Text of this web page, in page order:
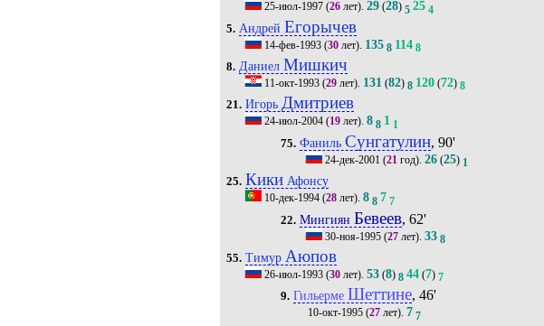
25-июл-1997 (26 лет).29 (28) 5 25 4
5. Андрей Егорычев
14-фев-1993 (30 лет). 135 8 114 8
8. Даниел Мишкич
11-окт-1993 (29 лет). 131 (82) 8 120 (72) 8
21. ИгорьДмитриев
24-июл-2004 (19 лет).8 8 1 1
75. ФанильСунгатулин, 90'
24-дек-2001 (21 год). 26(25) 1
25. Кики Афонсу
10-дек-1994 (28 лет).8 8 7 7
22. Мингиян Бевеев, 62'
30-ноя-1995(27лет). 33 8
55. Тимур Аюпов
26-июл-1993 (30 лет).53 (8) 8 44 (7) 7
9. ГильермеШеттине, 46'
10-окт-1995(27лет). 7 7